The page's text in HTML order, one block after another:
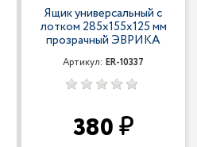
Ящик универсальный с
лотком 285х155х125 мм
прозрачный ЭВРИКА
Артикул: ER-10337
380